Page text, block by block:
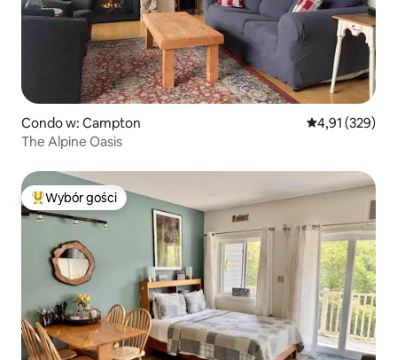
Condo w: Campton Średnia
4,91 (329)
The Alpine Oasis
Najpopularniejsze z kategorii Wybór gości
Wybór gości